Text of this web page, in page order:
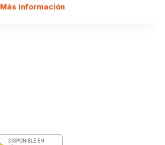
Más información